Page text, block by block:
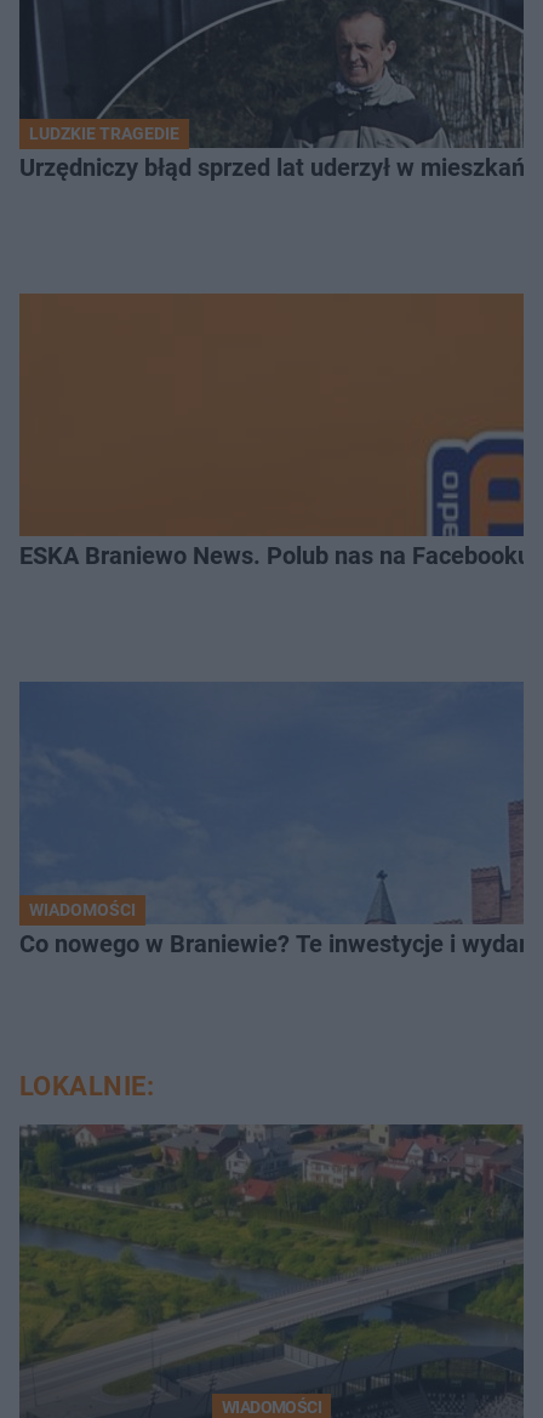
LUDZKIE TRAGEDIE
Urzędniczy błąd sprzed lat uderzył w
ESKA Braniewo News. Polub nas na Facebooku!
WIADOMOŚCI
Co nowego w Braniewie? Te inwestycje i
LOKALNIE:
WIADOMOŚCI